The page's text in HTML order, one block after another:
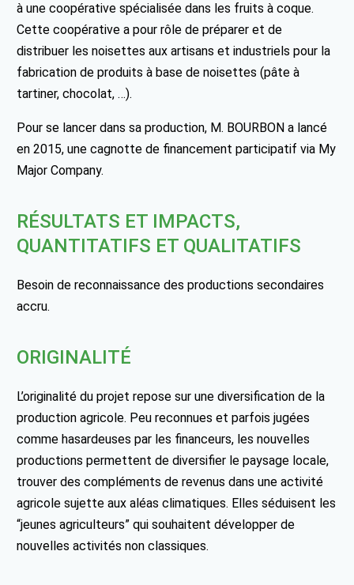
à une coopérative spécialisée dans les fruits à coque.
Cette coopérative a pour rôle de préparer et de
distribuer les noisettes aux artisans et industriels pour la
fabrication de produits à base de noisettes (pâte à
tartiner, chocolat, …).
Pour se lancer dans sa production, M. BOURBON a lancé
en 2015, une cagnotte de financement participatif via My
Major Company.
RÉSULTATS ET IMPACTS,
QUANTITATIFS ET QUALITATIFS
Besoin de reconnaissance des productions secondaires
accru.
ORIGINALITÉ
L’originalité du projet repose sur une diversification de la
production agricole. Peu reconnues et parfois jugées
comme hasardeuses par les financeurs, les nouvelles
productions permettent de diversifier le paysage locale,
trouver des compléments de revenus dans une activité
agricole sujette aux aléas climatiques. Elles séduisent les
“jeunes agriculteurs” qui souhaitent développer de
nouvelles activités non classiques.